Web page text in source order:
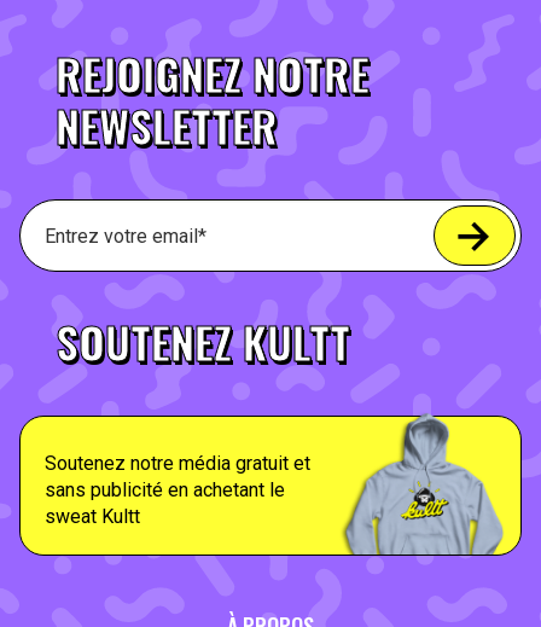
REJOIGNEZ NOTRE
NEWSLETTER
SOUTENEZ KULTT
Soutenez notre média gratuit et
sans publicité en achetant le
sweat Kultt